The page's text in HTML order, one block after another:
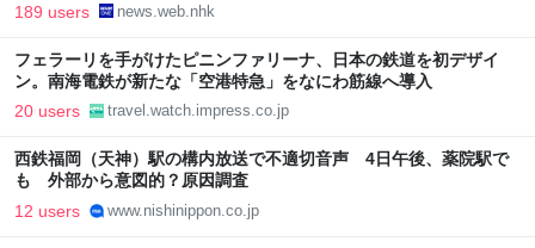
189 users news.web.nhk
フェラーリを手がけたピニンファリーナ、日本の鉄道を初デザイ
ン。南海電鉄が新たな「空港特急」をなにわ筋線へ導入
20 users travel.watch.impress.co.jp
西鉄福岡（天神）駅の構内放送で不適切音声 4日午後、薬院駅で
も 外部から意図的？原因調査
12 users www.nishinippon.co.jp